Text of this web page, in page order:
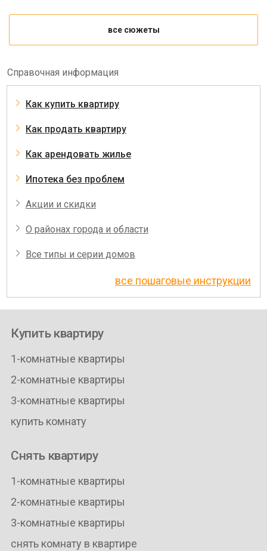
все сюжеты
Справочная информация
Как купить квартиру
Как продать квартиру
Как арендовать жилье
Ипотека без проблем
Акции и скидки
О районах города и области
Все типы и серии домов
все пошаговые инструкции
Купить квартиру
1-комнатные квартиры
2-комнатные квартиры
3-комнатные квартиры
купить комнату
Снять квартиру
1-комнатные квартиры
2-комнатные квартиры
3-комнатные квартиры
снять комнату в квартире